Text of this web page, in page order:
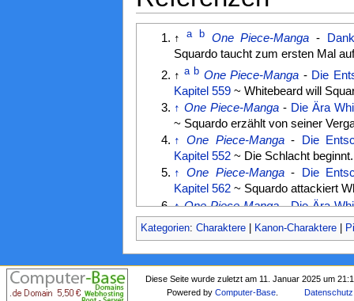
↑a b One Piece-Manga -
Squardo taucht zum ersten Mal
↑a b One Piece-Manga - Die
Kapitel 559~ Whitebeard will
↑ One Piece-Manga- Die Ära
~ Squardo erzählt von seiner
↑ One Piece-Manga- Die
Kapitel 552~ Die Schlacht beginnt.
↑ One Piece-Manga- Die
Kapitel 562~ Squardo attackiert
↑ One Piece-Manga-Die Ära
~ Squardo teilt den Grund seiner
↑ One Piece-Manga-Die Ära
~ Squardo bereut seinen Angriff
↑ One Piece-Manga-Die Ära
~ Die Großstrudelspinnen-
Kategorien: Charaktere| Kanon-Charaktere|
Diese Seite wurde zuletzt am 11. Januar 2025 um
Powered byComputer-Base Datenschutz